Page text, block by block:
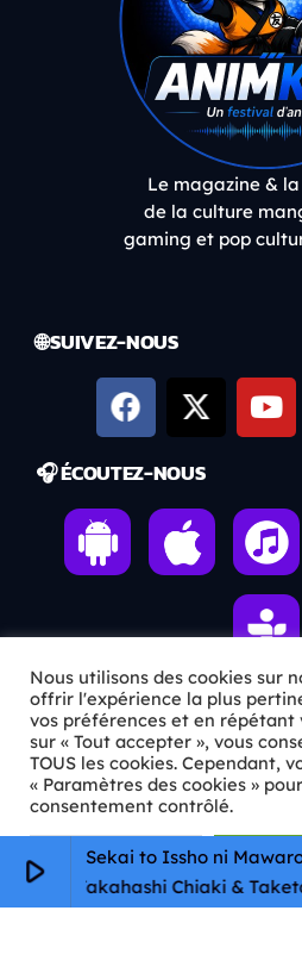
play_arrow
Sekai to Issho ni
& Takahashi Chiaki &
Le magazine &
de la culture
gaming et pop
🌐 SUIVEZ-NOUS
🎧 ÉCOUTEZ-NOUS
ℹ️ INFOS PRATIQUES
✉️Contact
🦊Qui sommes-nous ?
📄
Mentions légales
Nous utilisons des cookies sur
offrir l'expérience la plus
vos préférences et en répétant
sur « Tout accepter », vous
TOUS les cookies. Cependant,
« Paramètres des cookies »
consentement contrôlé.
Paramètres Cookie Tout